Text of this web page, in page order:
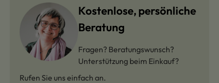
Kostenlose, persönliche
Beratung
Fragen? Beratungswunsch?
Unterstützung beim Einkauf?
Rufen Sie uns einfach an.